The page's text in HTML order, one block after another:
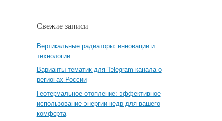
Свежие записи
Вертикальные радиаторы: инновации и
технологии
Варианты тематик для Telegram-канала о
регионах России
Геотермальное отопление: эффективное
использование энергии недр для вашего
комфорта